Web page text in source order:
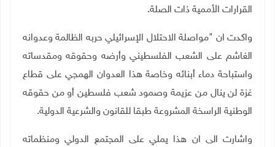
القرارات الأممية ذات الصلة.
واكدت ان "مواصلة الاحتلال الإسرائيلي حربه الظالمة وعدوانه
الغاشم على الشعب الفلسطيني وأرضه وحقوقه ومقدساته
واستباحة دماء أبنائه وخاصة هذا العدوان الهمجي على قطاع
غزة لن ينال من عزيمة وصمود شعب فلسطين أو من حقوقه
الوطنية الراسخة المشروعة طبقا للقانون والشرعية الدولية.
واشارت الى ان هذا يملي على المجتمع الدولي ومنظماته